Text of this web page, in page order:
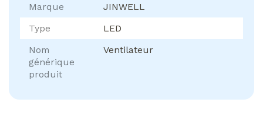
Marque
JINWELL
Type
LED
Nom
générique
produit
Ventilateur